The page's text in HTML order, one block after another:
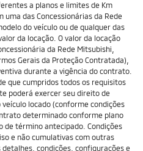
a planos e limites de Km
das Concessionárias da Rede
do veículo ou de qualquer das
da locação. O valor da locação
da Rede Mitsubishi,
Gerais da Proteção Contratada),
durante a vigência do contrato.
que cumpridos todos os requisitos
poderá exercer seu direito de
locado (conforme condições
determinado conforme plano
término antecipado. Condições
e não cumulativas com outras
condições, configurações e